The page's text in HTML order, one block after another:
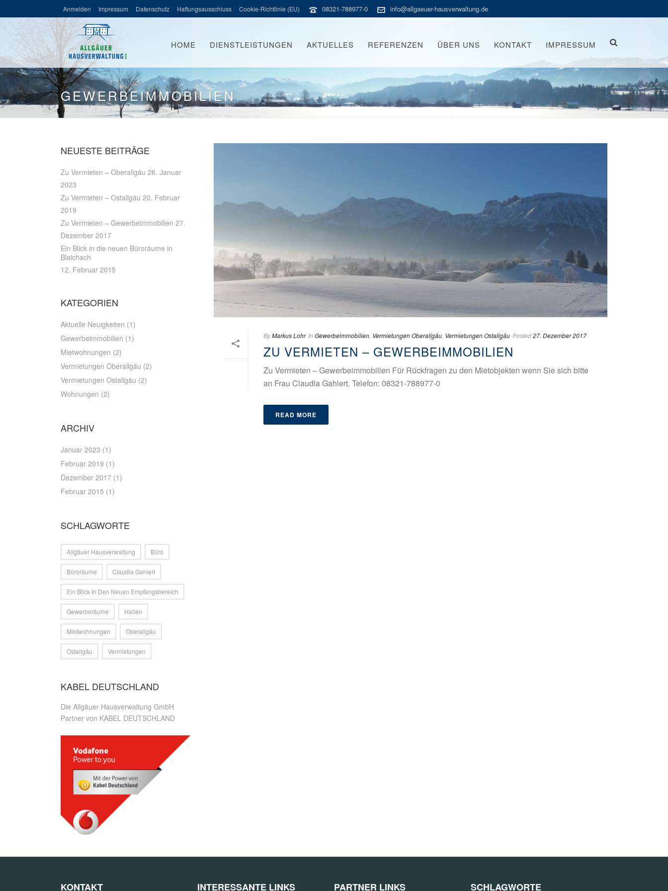
Anmelden Impressum Datenschutz Haftungsausschluss Cookie-Richtlinie (EU) 08321-788977-0 info@allgaeuer-hausverwaltung.de
HOME DIENSTLEISTUNGEN AKTUELLES REFERENZEN ÜBER UNS KONTAKT IMPRESSUM
GEWERBEIMMOBILIEN
ByMarkus Lohr In Gewerbeimmobilien, Vermietungen Oberallgäu, Vermietungen Ostallgäu Posted27. Dezember 2017
ZU VERMIETEN – GEWERBEIMMOBILIEN
Zu Vermieten – Gewerbeimmobilien Für Rückfragen zu den Mietobjekten wenn Sie sich bitte
an Frau Claudia Gahlert. Telefon: 08321-788977-0
READ MORE
NEUESTE BEITRÄGE
Zu Vermieten – Oberallgäu 26. Januar
2023
Zu Vermieten – Ostallgäu 20. Februar
2019
Zu Vermieten – Gewerbeimmobilien 27.
Dezember 2017
Ein Blick in die neuen Büroräume in
Blaichach
12. Februar 2015
KATEGORIEN
Aktuelle Neuigkeiten (1)
Gewerbeimmobilien (1)
Mietwohnungen (2)
Vermietungen Oberallgäu (2)
Vermietungen Ostallgäu (2)
Wohnungen (2)
ARCHIV
Januar 2023 (1)
Februar 2019 (1)
Dezember 2017 (1)
Februar 2015 (1)
SCHLAGWORTE
Allgäuer Hausverwaltung Büro
Büroräume Claudia Gahlert
Ein Blick In Den Neuen Empfangsbereich
Gewerberäume Hallen
Mietwohnungen Oberallgäu
Ostallgäu Vermietungen
KABEL DEUTSCHLAND
Die Allgäuer Hausverwaltung GmbH
Partner von KABEL DEUTSCHLAND
KONTAKT INTERESSANTE LINKS PARTNER LINKS SCHLAGWORTE